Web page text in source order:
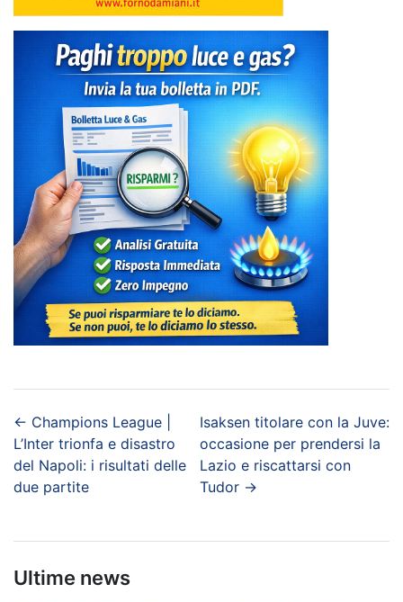
← Champions League |
L’Inter trionfa e disastro
del Napoli: i risultati delle
due partite
Isaksen titolare con la Juve:
occasione per prendersi la
Lazio e riscattarsi con
Tudor→
Ultime news